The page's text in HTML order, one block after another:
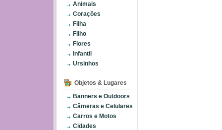
Animais
Corações
Filha
Filho
Flores
Infantil
Ursinhos
Objetos & Lugares
Banners e Outdoors
Câmeras e Celulares
Carros e Motos
Cidades